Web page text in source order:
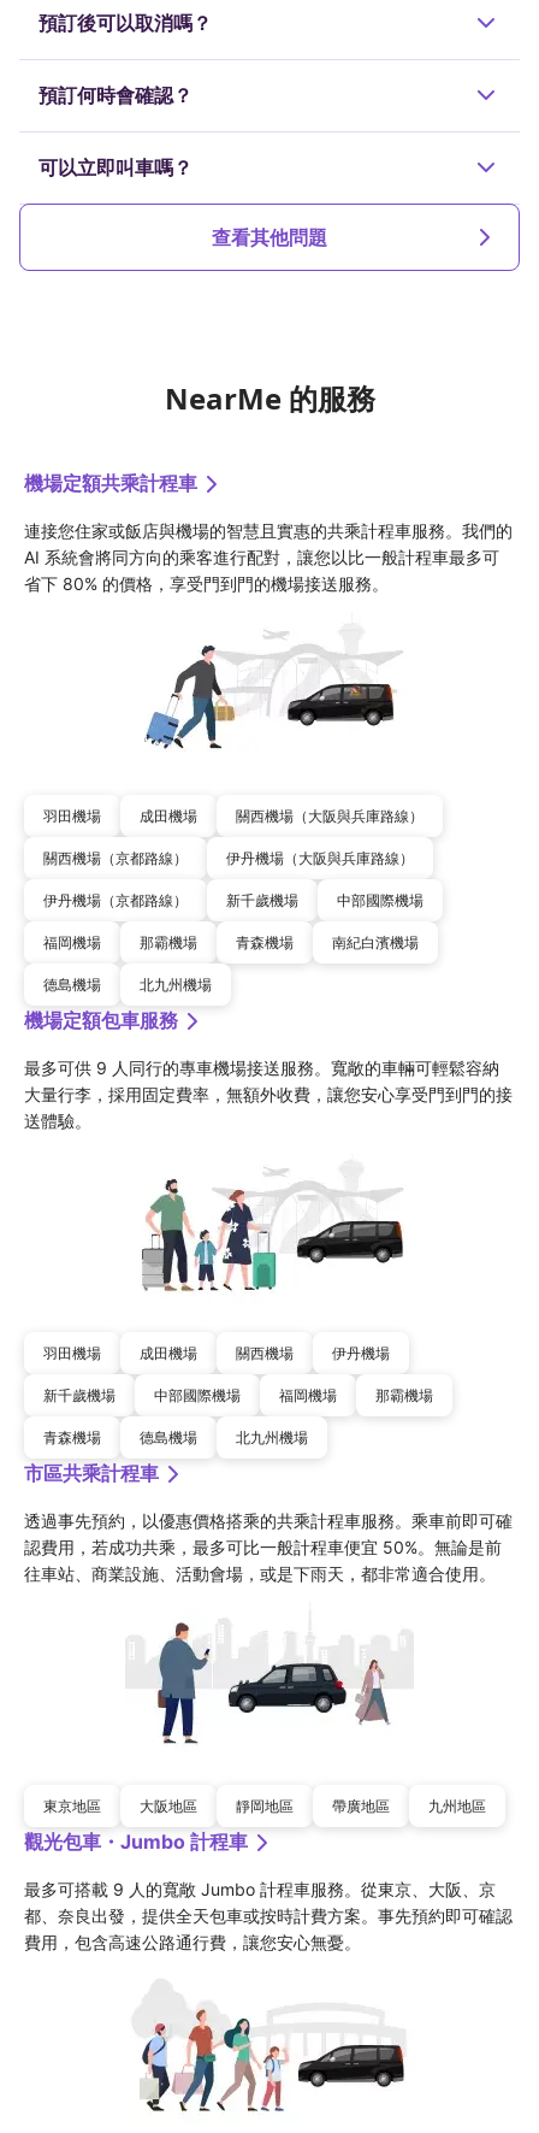
支付接送費或預約費。
預訂後可以取消嗎？
消。之後取消將收取規定的取消費用。
預訂何時會確認？
可以立即叫車嗎？
查看其他問題
NearMe 的服務
機場定額共乘計程車
連接您住家或飯店與機場的智慧且實惠的共乘計程車服務。我們的
AI 系統會將同方向的乘客進行配對，讓您以比一般計程車最多可
省下 80% 的價格，享受門到門的機場接送服務。
羽田機場 成田機場 關西機場（大阪與兵庫路線）
關西機場（京都路線） 伊丹機場（大阪與兵庫路線）
伊丹機場（京都路線） 新千歲機場 中部國際機場
福岡機場 那霸機場 青森機場 南紀白濱機場
德島機場 北九州機場
機場定額包車服務
最多可供 9 人同行的專車機場接送服務。寬敞的車輛可輕鬆容納
大量行李，採用固定費率，無額外收費，讓您安心享受門到門的接
送體驗。
羽田機場 成田機場 關西機場 伊丹機場
新千歲機場 中部國際機場 福岡機場 那霸機場
青森機場 德島機場 北九州機場
市區共乘計程車
透過事先預約，以優惠價格搭乘的共乘計程車服務。乘車前即可確
認費用，若成功共乘，最多可比一般計程車便宜 50%。無論是前
往車站、商業設施、活動會場，或是下雨天，都非常適合使用。
東京地區 大阪地區 靜岡地區 帶廣地區 九州地區
觀光包車・Jumbo 計程車
最多可搭載 9 人的寬敞 Jumbo 計程車服務。從東京、大阪、京
都、奈良出發，提供全天包車或按時計費方案。事先預約即可確認
費用，包含高速公路通行費，讓您安心無憂。